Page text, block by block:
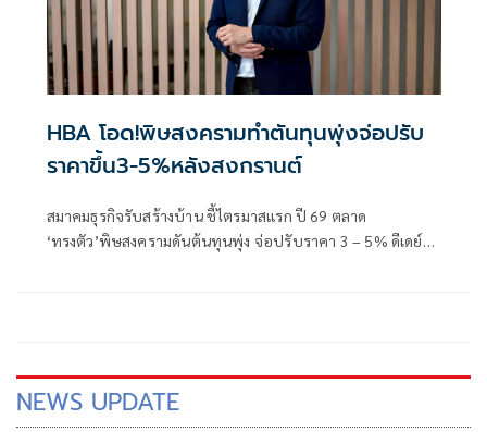
HBA โอด!พิษสงครามทำตันทุนพุ่งจ่อปรับ
ราคาขึ้น3-5%หลังสงกรานต์
สมาคมธุรกิจรับสร้างบ้าน ชี้ไตรมาสแรก ปี 69 ตลาด
‘ทรงตัว’พิษสงครามดันต้นทุนพุ่ง จ่อปรับราคา 3 – 5% ดีเดย์
NEWS UPDATE